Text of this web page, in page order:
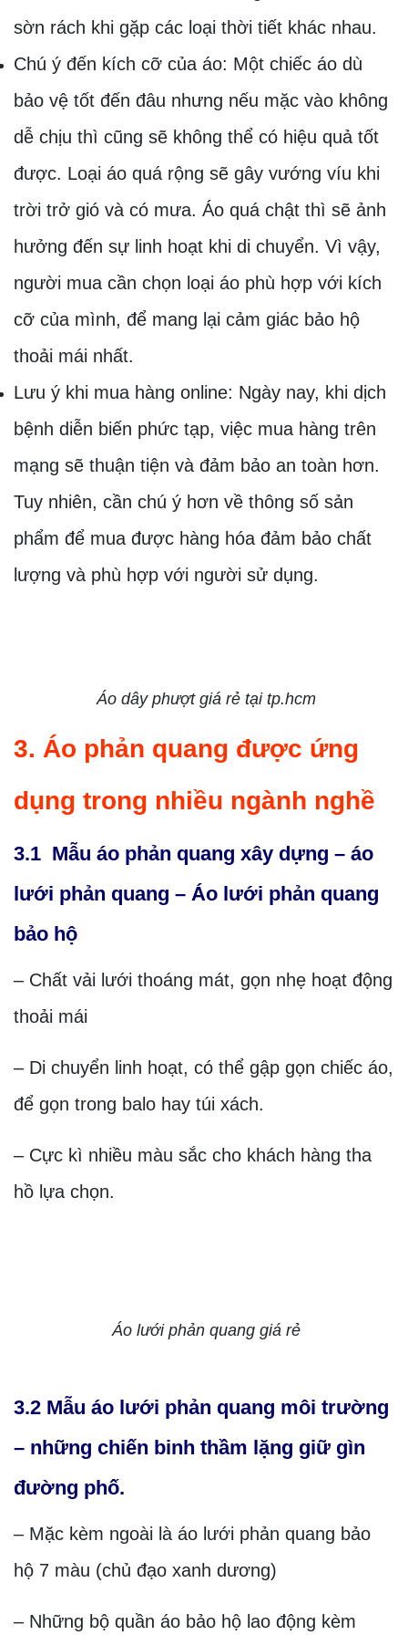
sờn rách khi gặp các loại thời tiết khác nhau.
Chú ý đến kích cỡ của áo: Một chiếc áo dù
bảo vệ tốt đến đâu nhưng nếu mặc vào không
dễ chịu thì cũng sẽ không thể có hiệu quả tốt
được. Loại áo quá rộng sẽ gây vướng víu khi
trời trở gió và có mưa. Áo quá chật thì sẽ ảnh
hưởng đến sự linh hoạt khi di chuyển. Vì vậy,
người mua cần chọn loại áo phù hợp với kích
cỡ của mình, để mang lại cảm giác bảo hộ
thoải mái nhất.
Lưu ý khi mua hàng online: Ngày nay, khi dịch
bệnh diễn biến phức tạp, việc mua hàng trên
mạng sẽ thuận tiện và đảm bảo an toàn hơn.
Tuy nhiên, cần chú ý hơn về thông số sản
phẩm để mua được hàng hóa đảm bảo chất
lượng và phù hợp với người sử dụng.
Áo dây phượt giá rẻ tại tp.hcm
3. Áo phản quang được ứng
dụng trong nhiều ngành nghề
3.1 Mẫu áo phản quang xây dựng – áo
lưới phản quang – Áo lưới phản quang
bảo hộ
– Chất vải lưới thoáng mát, gọn nhẹ hoạt động
thoải mái
– Di chuyển linh hoạt, có thể gập gọn chiếc áo,
để gọn trong balo hay túi xách.
– Cực kì nhiều màu sắc cho khách hàng tha
hồ lựa chọn.
Áo lưới phản quang giá rẻ
3.2 Mẫu áo lưới phản quang môi trường
– những chiến binh thầm lặng giữ gìn
đường phố.
– Mặc kèm ngoài là áo lưới phản quang bảo
hộ 7 màu (chủ đạo xanh dương)
– Những bộ quần áo bảo hộ lao động kèm